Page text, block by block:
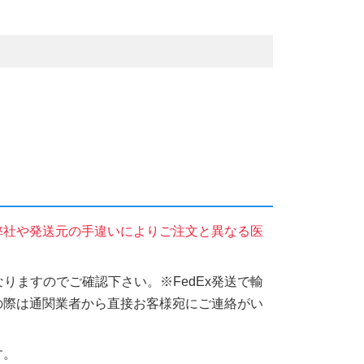
や発送元の手違いによりご注文と異なる医
ますのでご確認下さい。※FedEx発送で輸
は通関業者から直接お客様宛にご連絡がい